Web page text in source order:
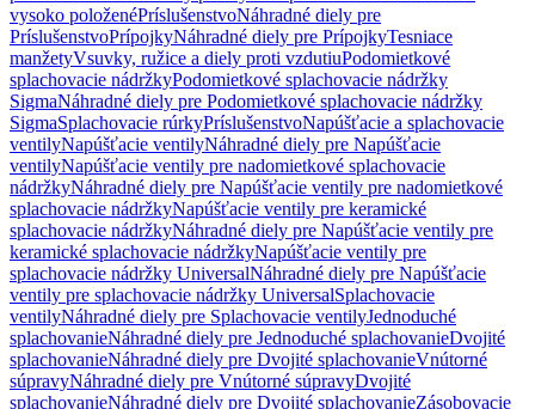
vysoko položenéPríslušenstvoNáhradné diely pre
PríslušenstvoPrípojkyNáhradné diely pre PrípojkyTesniace
manžetyVsuvky, ružice a diely proti vzdutiuPodomietkové
splachovacie nádržkyPodomietkové splachovacie nádržky
SigmaNáhradné diely pre Podomietkové splachovacie nádržky
SigmaSplachovacie rúrkyPríslušenstvoNapúšťacie a splachovacie
ventilyNapúšťacie ventilyNáhradné diely pre Napúšťacie
ventilyNapúšťacie ventily pre nadomietkové splachovacie
nádržkyNáhradné diely pre Napúšťacie ventily pre nadomietkové
splachovacie nádržkyNapúšťacie ventily pre keramické
splachovacie nádržkyNáhradné diely pre Napúšťacie ventily pre
keramické splachovacie nádržkyNapúšťacie ventily pre
splachovacie nádržky UniversalNáhradné diely pre Napúšťacie
ventily pre splachovacie nádržky UniversalSplachovacie
ventilyNáhradné diely pre Splachovacie ventilyJednoduché
splachovanieNáhradné diely pre Jednoduché splachovanieDvojité
splachovanieNáhradné diely pre Dvojité splachovanieVnútorné
súpravyNáhradné diely pre Vnútorné súpravyDvojité
splachovanieNáhradné diely pre Dvojité splachovanieZásobovacie